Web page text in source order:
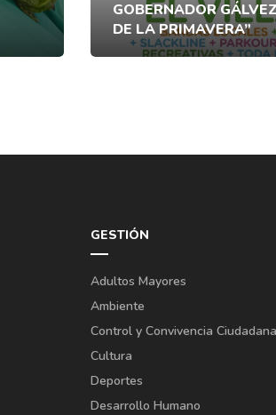
GOBERNADOR
DE LA PRIMAVERA”
GESTIÓN
Adultos Mayores
Ambiente
Control y Convivencia Ciudadana
Cultura
Deportes
Desarrollo Humano